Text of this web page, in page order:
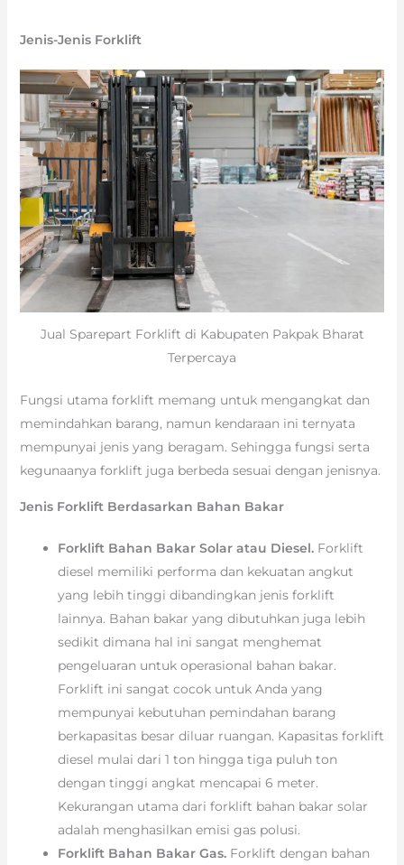
Jenis-Jenis Forklift
Jual Sparepart Forklift di Kabupaten Pakpak Bharat
Terpercaya
Fungsi utama forklift memang untuk mengangkat dan
memindahkan barang, namun kendaraan ini ternyata
mempunyai jenis yang beragam. Sehingga fungsi serta
kegunaanya forklift juga berbeda sesuai dengan jenisnya.
Jenis Forklift Berdasarkan Bahan Bakar
Forklift Bahan Bakar Solar atau Diesel. Forklift
diesel memiliki performa dan kekuatan angkut
yang lebih tinggi dibandingkan jenis forklift
lainnya. Bahan bakar yang dibutuhkan juga lebih
sedikit dimana hal ini sangat menghemat
pengeluaran untuk operasional bahan bakar.
Forklift ini sangat cocok untuk Anda yang
mempunyai kebutuhan pemindahan barang
berkapasitas besar diluar ruangan. Kapasitas forklift
diesel mulai dari 1 ton hingga tiga puluh ton
dengan tinggi angkat mencapai 6 meter.
Kekurangan utama dari forklift bahan bakar solar
adalah menghasilkan emisi gas polusi.
Forklift Bahan Bakar Gas. Forklift dengan bahan